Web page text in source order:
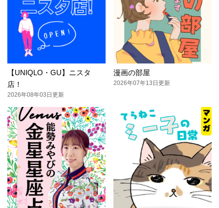
【UNIQLO・GU】ニスタ
店！
2026年08年03日更新
漫画の部屋
2026年07年13日更新